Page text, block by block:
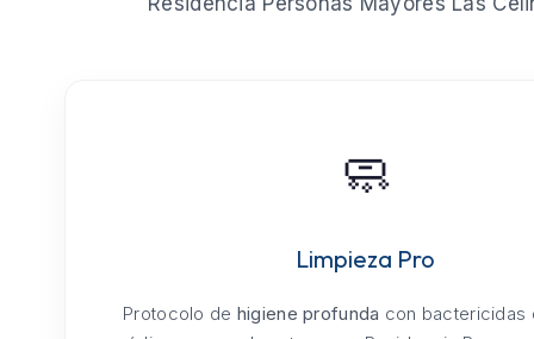
🧼
Limpieza Pro
Protocolo de higiene profunda con bactericidas